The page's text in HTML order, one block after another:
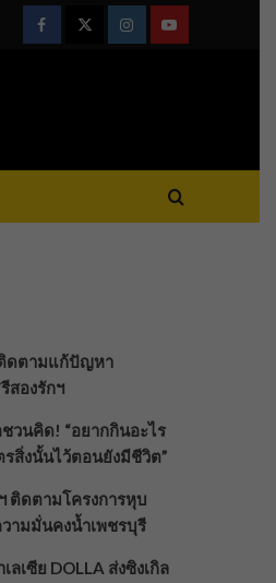
FacebookTwitterInstagramYoutube
ดตามแก้ปัญหา
สองรักฯ
ชวนคิด! “อยากกินอะไร
สิ่งนั้นไว้ตอนยังมีชีวิต”
ติดตามโครงการหุบ
ามมั่นคงน้ำเพชรบุรี
ลเซีย DOLLA ส่งซิงเกิล